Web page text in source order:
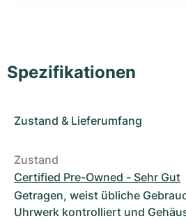
Spezifikationen
Zustand & Lieferumfang
Zustand
Certified Pre-Owned - Sehr Gut
Getragen, weist übliche
Uhrwerk kontrolliert und